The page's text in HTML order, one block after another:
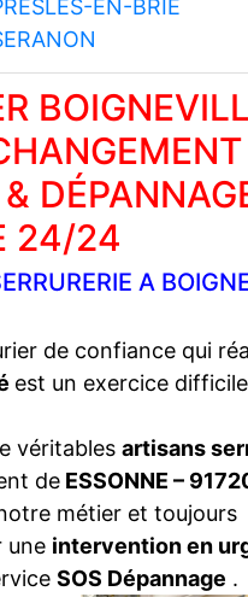
EN-BRIE
&
24/24
A
de confiance qui
est un exercice
véritables artisans
de ESSONNE –
métier et toujours
une intervention en
SOS Dépannage .